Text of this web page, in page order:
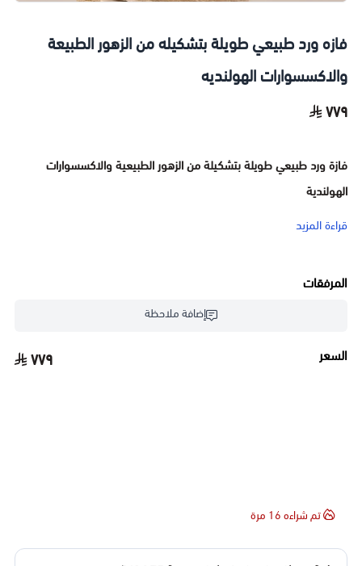
فازه ورد طبيعي طويلة بتشكيله من الزهور الطبيعة
والاكسسوارات الهولنديه
٧٧٩
فازة ورد طبيعي طويلة بتشكيلة من الزهور الطبيعية والاكسسوارات
الهولندية
المذهل.
هذا التنسيق المبتكر مصمم ليكون النقطة المحورية في أي مساحة. تتميز
هذه الفازة ورد طبيعي طويلة بتشكيلة غنية من الزهور الطبيعية الهولندية،
اطلبها الآن من متجر ترندي روز للورود والهدايا بالرياض، وعبّر عن فخامتك!
قراءة المزيد
المرفقات
إضافة ملاحظة
السعر ٧٧٩
تم شراءه16مرة